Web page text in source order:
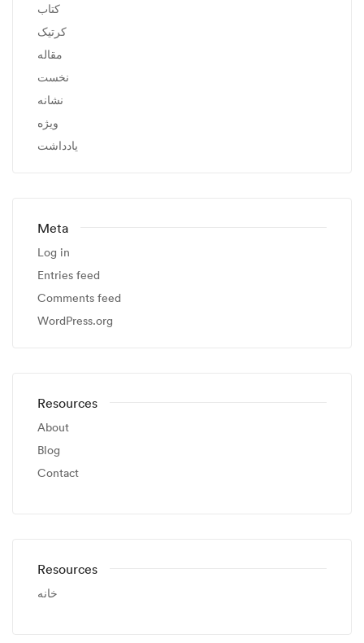
کتاب
کرتیک
مقاله
نخست
نشانه
ویژه
یادداشت
Meta
Log in
Entries feed
Comments feed
WordPress.org
Resources
About
Blog
Contact
Resources
خانه